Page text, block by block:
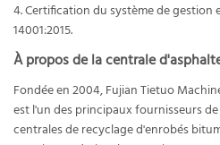
4. Certification du système de gestion
14001:2015.
À propos de la centrale
Fondée en 2004, Fujian Tietuo
est l'un des principaux fournisseurs
centrales de recyclage d'enrobés